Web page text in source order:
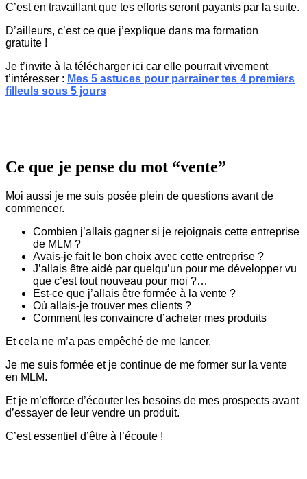
C’est en travaillant que tes efforts seront payants par la suite.
D’ailleurs, c’est ce que j’explique dans ma formation
gratuite !
Je t’invite à la télécharger ici car elle pourrait vivement
t’intéresser : Mes 5 astuces pour parrainer tes 4 premiers
filleuls sous 5 jours
Ce que je pense du mot “vente”
Moi aussi je me suis posée plein de questions avant de
commencer.
Combien j’allais gagner si je rejoignais cette entreprise
de MLM ?
Avais-je fait le bon choix avec cette entreprise ?
J’allais être aidé par quelqu’un pour me développer vu
que c’est tout nouveau pour moi ?…
Est-ce que j’allais être formée à la vente ?
Où allais-je trouver mes clients ?
Comment les convaincre d’acheter mes produits
Et cela ne m’a pas empêché de me lancer.
Je me suis formée et je continue de me former sur la vente
en MLM.
Et je m’efforce d’écouter les besoins de mes prospects avant
d’essayer de leur vendre un produit.
C’est essentiel d’être à l’écoute !